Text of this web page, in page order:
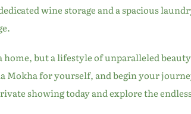
wine storage and a spacious
home, but a lifestyle of unparalleled
Mokha for yourself, and begin your
showing today and explore the